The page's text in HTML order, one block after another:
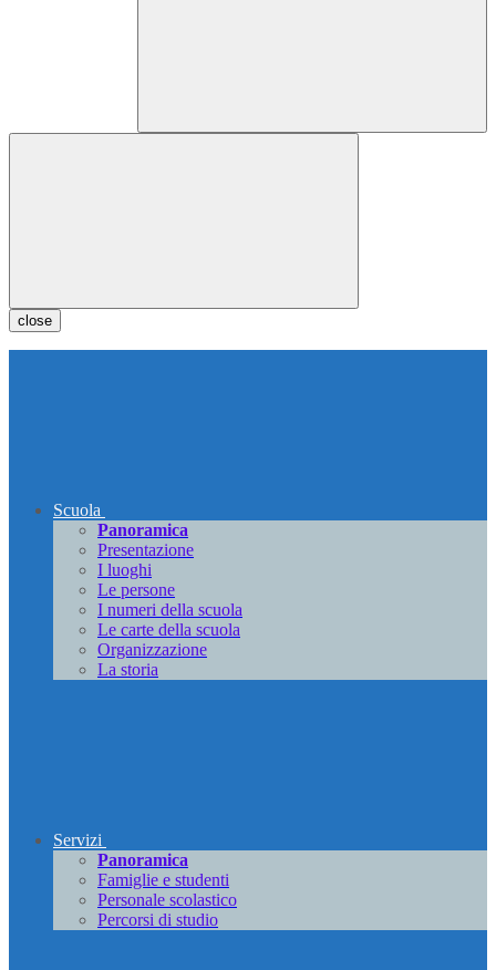
close
Scuola
Panoramica
Presentazione
I luoghi
Le persone
I numeri della scuola
Le carte della scuola
Organizzazione
La storia
Servizi
Panoramica
Famiglie e studenti
Personale scolastico
Percorsi di studio